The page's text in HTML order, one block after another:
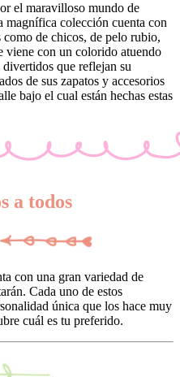
el maravilloso mundo de
magnífica colección cuenta con
de chicos, de pelo rubio,
viene con un colorido atuendo
que reflejan su
de sus zapatos y accesorios
bajo el cual están hechas estas
a todos
con una gran variedad de
Cada uno de estos
única que los hace muy
cuál es tu preferido.